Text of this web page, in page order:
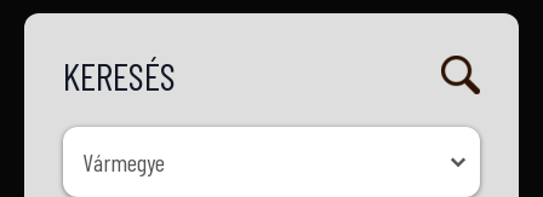
KERESÉS
Vármegye
Vármegye